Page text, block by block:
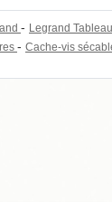
- Legrand
- Cache-vis